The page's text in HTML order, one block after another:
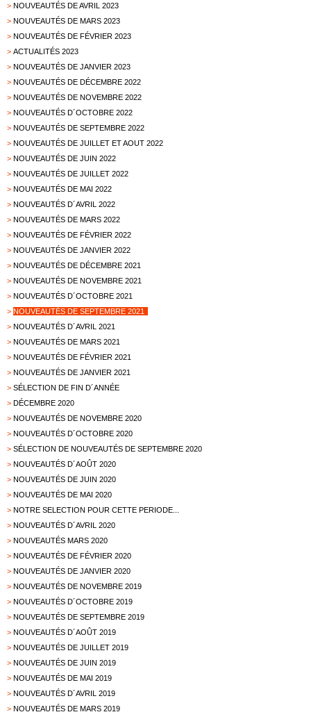
> NOUVEAUTÉS DE AVRIL 2023
> NOUVEAUTÉS DE MARS 2023
> NOUVEAUTÉS DE FÉVRIER 2023
> ACTUALITÉS 2023
> NOUVEAUTÉS DE JANVIER 2023
> NOUVEAUTÉS DE DÉCEMBRE 2022
> NOUVEAUTÉS DE NOVEMBRE 2022
> NOUVEAUTÉS D´OCTOBRE 2022
> NOUVEAUTÉS DE SEPTEMBRE 2022
> NOUVEAUTÉS DE JUILLET ET AOUT 2022
> NOUVEAUTÉS DE JUIN 2022
> NOUVEAUTÉS DE JUILLET 2022
> NOUVEAUTÉS DE MAI 2022
> NOUVEAUTÉS D´AVRIL 2022
> NOUVEAUTÉS DE MARS 2022
> NOUVEAUTÉS DE FÉVRIER 2022
> NOUVEAUTÉS DE JANVIER 2022
> NOUVEAUTÉS DE DÉCEMBRE 2021
> NOUVEAUTÉS DE NOVEMBRE 2021
> NOUVEAUTÉS D´OCTOBRE 2021
> NOUVEAUTÉS DE SEPTEMBRE 2021
> NOUVEAUTÉS D´AVRIL 2021
> NOUVEAUTÉS DE MARS 2021
> NOUVEAUTÉS DE FÉVRIER 2021
> NOUVEAUTÉS DE JANVIER 2021
> SÉLECTION DE FIN D´ANNÉE
> DÉCEMBRE 2020
> NOUVEAUTÉS DE NOVEMBRE 2020
> NOUVEAUTÉS D´OCTOBRE 2020
> SÉLECTION DE NOUVEAUTÉS DE SEPTEMBRE 2020
> NOUVEAUTÉS D´AOÛT 2020
> NOUVEAUTÉS DE JUIN 2020
> NOUVEAUTÉS DE MAI 2020
> NOTRE SELECTION POUR CETTE PERIODE...
> NOUVEAUTÉS D´AVRIL 2020
> NOUVEAUTÉS MARS 2020
> NOUVEAUTÉS DE FÉVRIER 2020
> NOUVEAUTÉS DE JANVIER 2020
> NOUVEAUTÉS DE NOVEMBRE 2019
> NOUVEAUTÉS D´OCTOBRE 2019
> NOUVEAUTÉS DE SEPTEMBRE 2019
> NOUVEAUTÉS D´AOÛT 2019
> NOUVEAUTÉS DE JUILLET 2019
> NOUVEAUTÉS DE JUIN 2019
> NOUVEAUTÉS DE MAI 2019
> NOUVEAUTÉS D´AVRIL 2019
> NOUVEAUTÉS DE MARS 2019